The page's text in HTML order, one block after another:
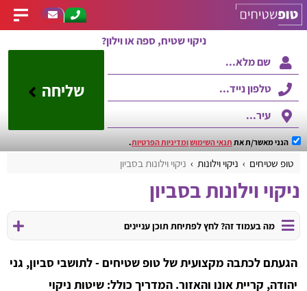
ניקוי שטיח, ספה או וילון?
שליחה
הנני מאשר/ת את תנאי השימושומדיניות הפרטיות.
טופ שטיחים ניקוי וילונות ניקוי וילונות בסביון
ניקוי וילונות בסביון
מה בעמוד זה? לחץ לפתיחת תוכן עניינים
הגעתם לכתבה מקצועית של טופ שטיחים - לתושבי סביון, גני
יהודה, קריית אונו והאזור. המדריך כולל: שיטות ניקוי